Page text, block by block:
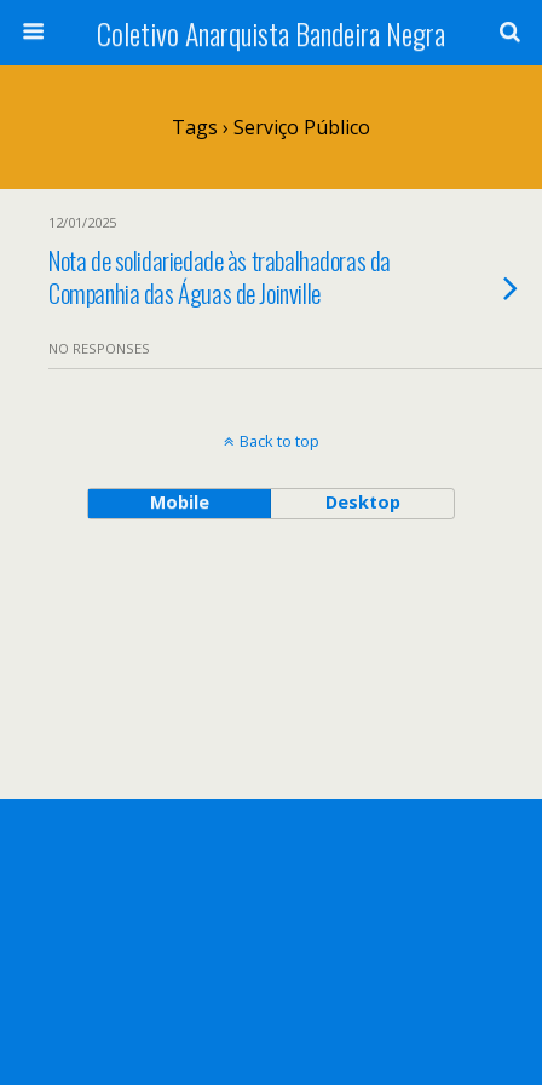
Coletivo Anarquista Bandeira Negra
Tags › Serviço Público
12/01/2025
Nota de solidariedade às trabalhadoras da
Companhia das Águas de Joinville
NO RESPONSES
Back to top
Mobile Desktop